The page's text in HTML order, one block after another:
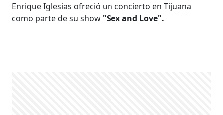
Enrique Iglesias ofreció un concierto en Tijuana
como parte de su show "Sex and Love".